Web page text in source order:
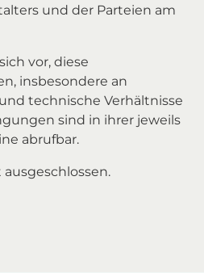
und der Parteien am
vor, diese
insbesondere an
technische Verhältnisse
sind in ihrer jeweils
abrufbar.
ausgeschlossen.